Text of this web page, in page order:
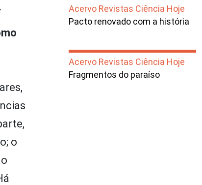
o
Acervo Revistas Ciência Hoje
Pacto renovado com a história
Acervo Revistas Ciência Hoje
Fragmentos do paraíso